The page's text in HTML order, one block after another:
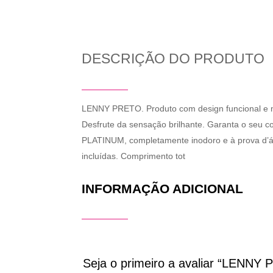
DESCRIÇÃO DO PRODUTO
LENNY PRETO. Produto com design funcional
Desfrute da sensação brilhante. Garanta o seu
PLATINUM, completamente inodoro e à prova
incluídas. Comprimento tot
INFORMAÇÃO ADICIONAL
Seja o primeiro a avaliar “LENNY